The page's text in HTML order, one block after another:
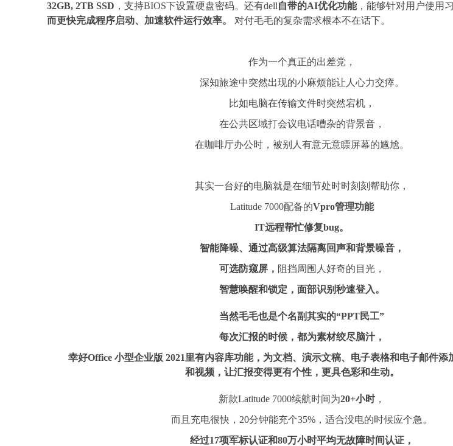
32GB, 2TB SSD ，支持BIOS下设置硬盘密码。还有dell自带的AI优化功能，能够针对用户使用
而更快完成程序启动、加速软件运行效率。
对付毛毛的复杂需求根本不在话下。
作为一个真正的出差党，
深知旅途中突然出现的小麻烦能让人心力交瘁。
比如电脑在传输文件时突然宕机，
在公共区域打会议电话嘈杂的背景音，
在咖啡厅办公时，被别人有意无意瞟屏幕的尴尬。
其实一台好的电脑就是在细节处时时刻刻帮助你，
Latitude 7000配备的Vpro管理功能
IT远程帮忙修复bug。
智能降噪、 通过高级算法隔离回声和背景噪音，
可选防窥屏， 阻挡周围人好奇的目光，
智慧唤醒和锁定，面部识别秒速登入。
当然毛毛也是个名副其实的“PPT民工”
每次汇报的时候，都为素材绞尽脑汁，
幸好Office 小型企业版 2021里有内容库功能，为文档、演示文稿、电子表格和电子邮件添
和视频，让汇报变得更有个性，更具色彩和生动。
新款Latitude 7000续航时间为20+小时，
而且充电很快，20分钟能充个35%，适合没电的时候应个急。
经过17项军标认证和80万小时平均无故障时间认证，